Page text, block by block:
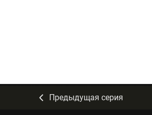
Предыдущая серия